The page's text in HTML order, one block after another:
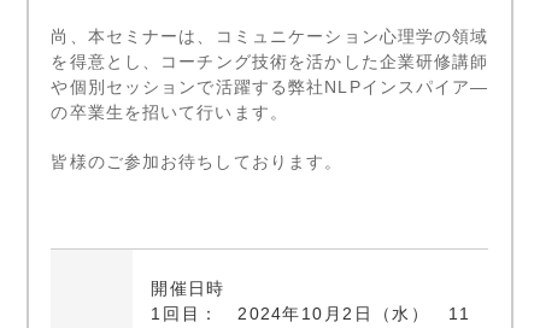
尚、本セミナーは、コミュニケーション心理学の領域
を得意とし、コーチング技術を活かした企業研修講師
や個別セッションで活躍する弊社NLPインスパイア―
の卒業生を招いて行います。
皆様のご参加お待ちしております。
開催日時
1回目： 2024年10月2日（水） 11